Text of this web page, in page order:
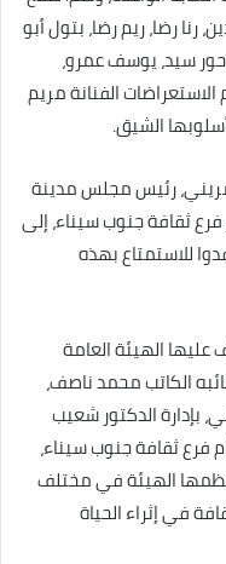
رضا، ريم رضا، بتول أبو
سيد، يوسف عمرو،
الفنانة مريم
الشيق.
رئيس مجلس مدينة
ثقافة جنوب سيناء، إلى
للاستمتاع بهذه
عليها الهيئة العامة
الكاتب محمد ناصف،
بإدارة الدكتور شعيب
فرع ثقافة جنوب سيناء،
الهيئة في مختلف
في إثراء الحياة